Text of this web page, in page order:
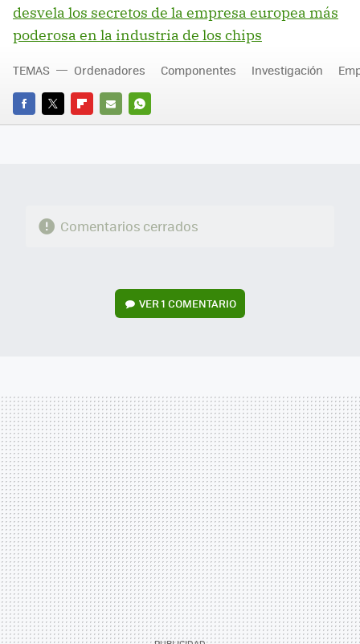
desvela los secretos de la empresa europea más
poderosa en la industria de los chips
FACEBOOK
TWITTERFLIPBOARD
E-
WHATSAPP
TEMAS Ordenadores Componentes Investigación
Comentarios cerrados
VER1 COMENTARIO